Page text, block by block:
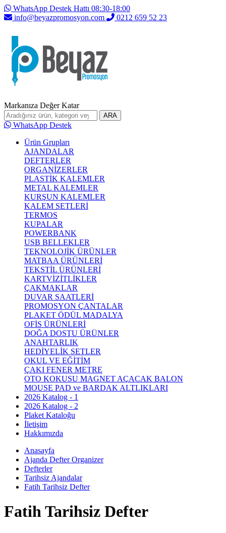
WhatsApp Destek Hattı 08:30-18:00
info@beyazpromosyon.com
0212 659 52 23
Markanıza Değer Katar
ARA
WhatsApp Destek
Ürün Grupları
AJANDALAR
DEFTERLER
ORGANİZERLER
PLASTİK KALEMLER
METAL KALEMLER
KURŞUN KALEMLER
KALEM SETLERİ
TERMOS
KUPALAR
POWERBANK
USB BELLEKLER
TEKNOLOJİK ÜRÜNLER
MATBAA ÜRÜNLERİ
TEKSTİL ÜRÜNLERİ
KARTVİZİTLİKLER
ÇAKMAKLAR
DUVAR SAATLERİ
PROMOSYON ÇANTALAR
PLAKET ÖDÜL MADALYA
OFİS ÜRÜNLERİ
DOĞA DOSTU ÜRÜNLER
ANAHTARLIK
HEDİYELİK SETLER
OKUL VE EĞİTİM
ÇAKI FENER METRE
OTO KOKUSU MAGNET AÇACAK BALON
MOUSE PAD ve BARDAK ALTLIKLARI
2026 Katalog - 1
2026 Katalog - 2
Plaket Kataloğu
İletişim
Hakkımızda
Anasayfa
Ajanda Defter Organizer
Defterler
Tarihsiz Ajandalar
Fatih Tarihsiz Defter
Fatih Tarihsiz Defter